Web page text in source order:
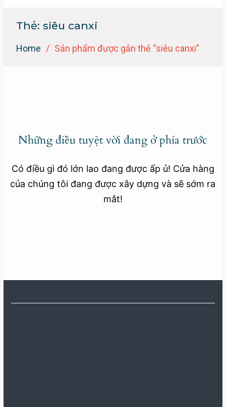
Thẻ: siêu canxi
Home Sản phẩm được gắn thẻ “siêu canxi”
Những điều tuyệt vời đang ở phía trước
Có điều gì đó lớn lao đang được ấp ủ! Cửa hàng
của chúng tôi đang được xây dựng và sẽ sớm ra
mắt!